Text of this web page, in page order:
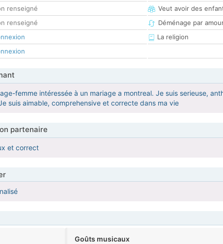
renseigné
renseigné
Veut avoir des
Déménage par
La religion
femme intéressée à un mariage a montreal. Je suis serieuse,
suis aimable, comprehensive et correcte dans ma vie
partenaire
et correct
Goûts musicaux